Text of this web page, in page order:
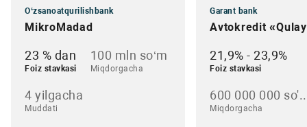
O‘zsanoatqurilishbank
MikroMadad
23 % dan
Foiz stavkasi
100 mln so‘m
Miqdorgacha
4 yilgacha
Muddati
Garant bank
Avtokredit
21,9% - 23,9%
Foiz stavkasi
600 000 000
Miqdorgacha